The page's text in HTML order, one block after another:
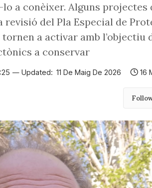
a conèixer. Alguns projectes
del Pla Especial de
a activar amb
a conservar
Updated: 11 De Maig De 2026 16